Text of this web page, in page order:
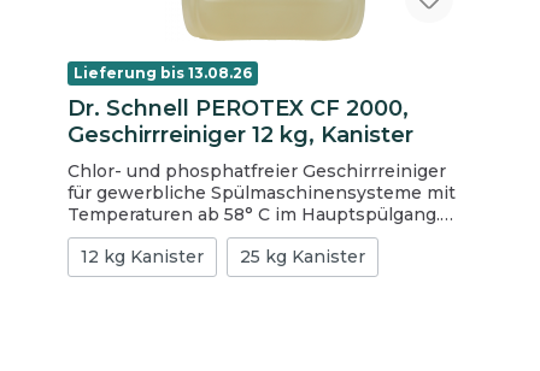
Lieferung bis 13.08.26
Dr. Schnell PEROTEX CF 2000,
Geschirrreiniger 12 kg, Kanister
Chlor- und phosphatfreier Geschirrreiniger
für gewerbliche Spülmaschinensysteme mit
Temperaturen ab 58° C im Hauptspülgang.
Zur schonenden Reinigung aller spülfesten
Geschirrteile. Produkteigenschaften für
niedrige Wasserhärten flüssiges
12 kg Kanister 25 kg Kanister